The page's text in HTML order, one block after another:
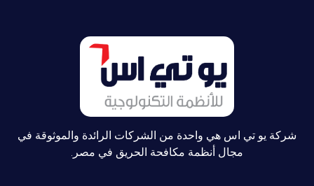
شركة يو تي اس هي واحدة من الشركات الرائدة والموثوقة في
مجال أنظمة مكافحة الحريق في مصر.